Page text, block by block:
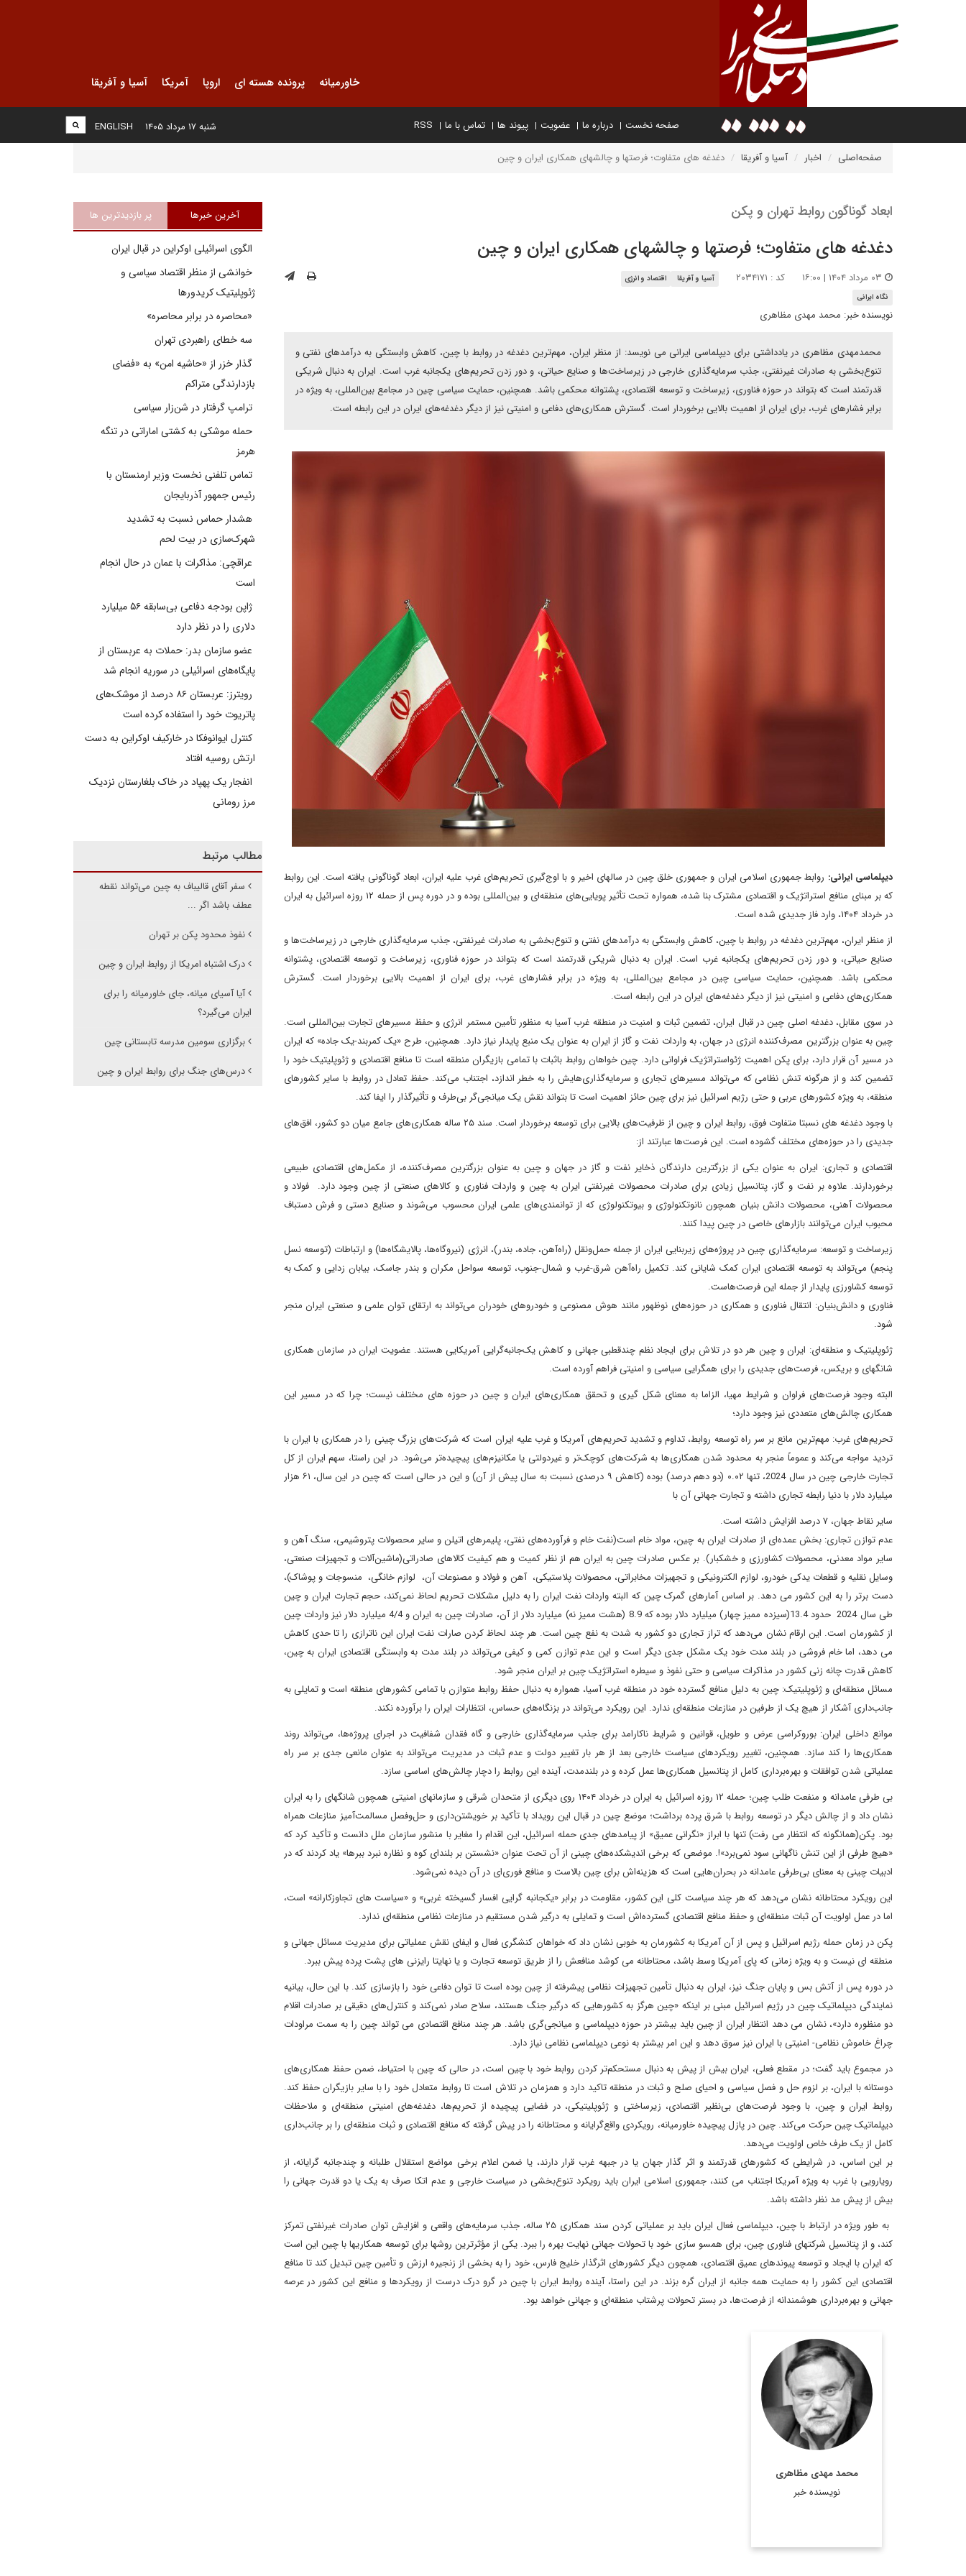
خاورمیانه پرونده هسته ای اروپا آمریکا آسیا و آفریقا
صفحه نخست درباره ما عضویت پیوند ها تماس با ما RSS
ENGLISH شنبه ۱۷ مرداد ۱۴۰۵
صفحه‌اصلی اخبار آسیا و آفریقا دغدغه های متفاوت؛ فرصتها و چالشهای همکاری ایران و چین
ابعاد گوناگون روابط تهران و پکن
دغدغه های متفاوت؛ فرصتها و چالشهای همکاری ایران و چین
کد : ۲۰۳۴۱۷۱ آسیا و آفریقا
اقتصاد و انرژی
نگاه ایرانی
نویسنده خبر: محمد مهدی مظاهری
محمدمهدی مظاهری در یادداشتی برای دیپلماسی ایرانی می نویسد: از منظر ایران، مهم‌ترین دغدغه در روابط با چین، کاهش وابستگی به درآمدهای نفتی و
تنوع‌بخشی به صادرات غیرنفتی، جذب سرمایه‌گذاری خارجی در زیرساخت‌ها و صنایع حیاتی، و دور زدن تحریم‌های یکجانبه غرب است. ایران به دنبال شریکی
قدرتمند است که بتواند در حوزه فناوری، زیرساخت و توسعه اقتصادی، پشتوانه محکمی باشد. همچنین، حمایت سیاسی چین در مجامع بین‌المللی، به ویژه در
برابر فشارهای غرب، برای ایران از اهمیت بالایی برخوردار است. گسترش همکاری‌های دفاعی و امنیتی نیز از دیگر دغدغه‌های ایران در این رابطه است.
دیپلماسی ایرانی: روابط جمهوری اسلامی ایران و جمهوری خلق چین در سالهای اخیر و با اوج‌گیری تحریم‌های غرب علیه ایران، ابعاد گوناگونی یافته است. این روابط
که بر مبنای منافع استراتژیک و اقتصادی مشترک بنا شده، همواره تحت تأثیر پویایی‌های منطقه‌ای و بین‌المللی بوده و در دوره پس از حمله ۱۲ روزه اسرائیل به ایران
در خرداد ۱۴۰۴، وارد فاز جدیدی شده است.
از منظر ایران، مهم‌ترین دغدغه در روابط با چین، کاهش وابستگی به درآمدهای نفتی و تنوع‌بخشی به صادرات غیرنفتی، جذب سرمایه‌گذاری خارجی در زیرساخت‌ها و
صنایع حیاتی، و دور زدن تحریم‌های یکجانبه غرب است. ایران به دنبال شریکی قدرتمند است که بتواند در حوزه فناوری، زیرساخت و توسعه اقتصادی، پشتوانه
محکمی باشد. همچنین، حمایت سیاسی چین در مجامع بین‌المللی، به ویژه در برابر فشارهای غرب، برای ایران از اهمیت بالایی برخوردار است. گسترش
همکاری‌های دفاعی و امنیتی نیز از دیگر دغدغه‌های ایران در این رابطه است.
در سوی مقابل، دغدغه اصلی چین در قبال ایران، تضمین ثبات و امنیت در منطقه غرب آسیا به منظور تأمین مستمر انرژی و حفظ مسیرهای تجارت بین‌المللی است.
چین به عنوان بزرگترین مصرف‌کننده انرژی در جهان، به واردات نفت و گاز از ایران به عنوان یک منبع پایدار نیاز دارد. همچنین، طرح «یک کمربند-یک جاده» که ایران
در مسیر آن قرار دارد، برای پکن اهمیت ژئواستراتژیک فراوانی دارد. چین خواهان روابط باثبات با تمامی بازیگران منطقه است تا منافع اقتصادی و ژئوپلیتیک خود را
تضمین کند و از هرگونه تنش نظامی که می‌تواند مسیرهای تجاری و سرمایه‌گذاری‌هایش را به خطر اندازد، اجتناب می‌کند. حفظ تعادل در روابط با سایر کشورهای
منطقه، به ویژه کشورهای عربی و حتی رژیم اسرائیل نیز برای چین حائز اهمیت است تا بتواند نقش یک میانجی‌گر بی‌طرف و تأثیرگذار را ایفا کند.
با وجود دغدغه های نسبتا متفاوت فوق، روابط ایران و چین از ظرفیت‌های بالایی برای توسعه برخوردار است. سند ۲۵ ساله همکاری‌های جامع میان دو کشور، افق‌های
جدیدی را در حوزه‌های مختلف گشوده است. این فرصت‌ها عبارتند از:
اقتصادی و تجاری: ایران به عنوان یکی از بزرگترین دارندگان ذخایر نفت و گاز در جهان و چین به عنوان بزرگترین مصرف‌کننده، از مکمل‌های اقتصادی طبیعی
برخوردارند. علاوه بر نفت و گاز، پتانسیل زیادی برای صادرات محصولات غیرنفتی ایران به چین و واردات فناوری و کالاهای صنعتی از چین وجود دارد. فولاد و
محصولات آهنی، محصولات دانش بنیان همچون نانوتکنولوژی و بیوتکنولوژی که از توانمندی‌های علمی ایران محسوب می‌شوند و صنایع دستی و فرش دستباف
محبوب ایران می‌توانند بازارهای خاصی در چین پیدا کنند.
زیرساخت و توسعه: سرمایه‌گذاری چین در پروژه‌های زیربنایی ایران از جمله حمل‌ونقل (راه‌آهن، جاده، بندر)، انرژی (نیروگاه‌ها، پالایشگاه‌ها) و ارتباطات (توسعه نسل
پنجم) می‌تواند به توسعه اقتصادی ایران کمک شایانی کند. تکمیل راه‌آهن شرق-غرب و شمال-جنوب، توسعه سواحل مکران و بندر جاسک، بیابان زدایی و کمک به
توسعه کشاورزی پایدار از جمله این فرصت‌هاست.
فناوری و دانش‌بنیان: انتقال فناوری و همکاری در حوزه‌های نوظهور مانند هوش مصنوعی و خودروهای خودران می‌تواند به ارتقای توان علمی و صنعتی ایران منجر
شود.
ژئوپلیتیک و منطقه‌ای: ایران و چین هر دو در تلاش برای ایجاد نظم چندقطبی جهانی و کاهش یک‌جانبه‌گرایی آمریکایی هستند. عضویت ایران در سازمان همکاری
شانگهای و بریکس، فرصت‌های جدیدی را برای همگرایی سیاسی و امنیتی فراهم آورده است.
البته وجود فرصت‌های فراوان و شرایط مهیا، الزاما به معنای شکل گیری و تحقق همکاری‌های ایران و چین در حوزه های مختلف نیست؛ چرا که در مسیر این
همکاری چالش‌های متعددی نیز وجود دارد؛
تحریم‌های غرب: مهم‌ترین مانع بر سر راه توسعه روابط، تداوم و تشدید تحریم‌های آمریکا و غرب علیه ایران است که شرکت‌های بزرگ چینی را در همکاری با ایران با
تردید مواجه می‌کند و عموماً منجر به محدود شدن همکاری‌ها به شرکت‌های کوچک‌تر و غیردولتی یا مکانیزم‌های پیچیده‌تر می‌شود. در این راستا، سهم ایران از کل
تجارت خارجی چین در سال 2024، تنها ۰.۰۲ (دو دهم درصد) بوده (کاهش ۹ درصدی نسبت به سال پیش از آن) و این در حالی است که چین در این سال، ۶۱ هزار
میلیارد دلار با دنیا رابطه تجاری داشته و تجارت جهانی آن با
سایر نقاط جهان، ۷ درصد افزایش داشته است.
عدم توازن تجاری: بخش عمده‌ای از صادرات ایران به چین، مواد خام است(نفت خام و فرآورده‌های نفتی، پلیمرهای اتیلن و سایر محصولات پتروشیمی، سنگ آهن و
سایر مواد معدنی، محصولات کشاورزی و خشکبار). بر عکس صادرات چین به ایران هم از نظر کمیت و هم کیفیت کالاهای صادراتی(ماشین‌آلات و تجهیزات صنعتی،
وسایل نقلیه و قطعات یدکی خودرو، لوازم الکترونیکی و تجهیزات مخابراتی، محصولات پلاستیکی، آهن و فولاد و مصنوعات آن، لوازم خانگی، منسوجات و پوشاک)،
دست برتر را به این کشور می دهد. بر اساس آمارهای گمرک چین که البته واردات نفت ایران را به دلیل مشکلات تحریم لحاظ نمی‌کند، حجم تجارت ایران و چین
طی سال 2024 حدود 13.4(سیزده ممیز چهار) میلیارد دلار بوده که 8.9 (هشت ممیز نه) میلیارد دلار از آن، صادرات چین به ایران و 4/4 میلیارد دلار نیز واردات چین
از کشورمان است. این ارقام نشان می‌دهد که تراز تجاری دو کشور به شدت به نفع چین است. هر چند لحاظ کردن صارات نفت ایران این ناترازی را تا حدی کاهش
می دهد، اما خام فروشی در بلند مدت خود یک مشکل جدی دیگر است و این عدم توازن کمی و کیفی می‌تواند در بلند مدت به وابستگی اقتصادی ایران به چین،
کاهش قدرت چانه زنی کشور در مذاکرات سیاسی و حتی نفوذ و سیطره استراتژیک چین بر ایران منجر شود.
مسائل منطقه‌ای و ژئوپلیتیک: چین به دلیل منافع گسترده خود در منطقه غرب آسیا، همواره به دنبال حفظ روابط متوازن با تمامی کشورهای منطقه است و تمایلی به
جانب‌داری آشکار از هیچ یک از طرفین در منازعات منطقه‌ای ندارد. این رویکرد می‌تواند در بزنگاه‌های حساس، انتظارات ایران را برآورده نکند.
موانع داخلی ایران: بوروکراسی عرض و طویل، قوانین و شرایط ناکارامد برای جذب سرمایه‌گذاری خارجی و گاه فقدان شفافیت در اجرای پروژه‌ها، می‌تواند روند
همکاری‌ها را کند سازد. همچنین، تغییر رویکردهای سیاست خارجی بعد از هر بار تغییر دولت و عدم ثبات در مدیریت می‌تواند به عنوان مانعی جدی بر سر راه
عملیاتی شدن توافقات و بهره‌برداری کامل از پتانسیل همکاری‌ها عمل کرده و در بلندمدت، آینده این روابط را دچار چالش‌های اساسی سازد.
بی طرفی عامدانه و منفعت طلب چین؛ حمله ۱۲ روزه اسرائیل به ایران در خرداد ۱۴۰۴ روی دیگری از متحدان شرقی و سازمانهای امنیتی همچون شانگهای را به ایران
نشان داد و از چالش دیگر در توسعه روابط با شرق پرده برداشت؛ موضع چین در قبال این رویداد با تأکید بر خویشتن‌داری و حل‌وفصل مسالمت‌آمیز منازعات همراه
بود. پکن(همانگونه که انتظار می رفت) تنها با ابراز «نگرانی عمیق» از پیامدهای جدی حمله اسرائیل، این اقدام را مغایر با منشور سازمان ملل دانست و تأکید کرد که
«هیچ طرفی از این تنش ناگهانی سود نمی‌برد»!. موضعی که برخی اندیشکده‌های چینی از آن تحت عنوان «نشستن بر بلندای کوه و نظاره نبرد ببرها» یاد کردند که در
ادبیات چینی به معنای بی‌طرفی عامدانه در بحران‌هایی است که هزینه‌اش برای چین بالاست و منافع فوری‌ای در آن دیده نمی‌شود.
این رویکرد محتاطانه نشان می‌دهد که هر چند سیاست کلی این کشور، مقاومت در برابر «یکجانبه گرایی افسار گسیخته غربی» و «سیاست های تجاوزکارانه» است،
اما در عمل اولویت آن ثبات منطقه‌ای و حفظ منافع اقتصادی گسترده‌اش است و تمایلی به درگیر شدن مستقیم در منازعات نظامی منطقه‌ای ندارد.
پکن در زمان حمله رژیم اسرائیل و پس از آن آمریکا به کشورمان به خوبی نشان داد که خواهان کنشگری فعال و ایفای نقش عملیاتی برای مدیریت مسائل جهانی و
منطقه ای نیست و به ویژه زمانی که پای آمریکا وسط باشد، محتاطانه می کوشد منافعش را از طریق توسعه تجارت و یا نهایتا رایزنی های پشت پرده پیش ببرد.
در دوره پس از آتش بس و پایان جنگ نیز، ایران به دنبال تأمین تجهیزات نظامی پیشرفته از چین بوده است تا توان دفاعی خود را بازسازی کند. با این حال، بیانیه
نمایندگی دیپلماتیک چین در رژیم اسرائیل مبنی بر اینکه «چین هرگز به کشورهایی که درگیر جنگ هستند، سلاح صادر نمی‌کند و کنترل‌های دقیقی بر صادرات اقلام
دو منظوره دارد»، نشان می دهد انتظار ایران از چین باید بیشتر در حوزه دیپلماسی و میانجی‌گری باشد. هر چند منافع اقتصادی می تواند چین را به سمت مراودات
چراغ خاموش نظامی- امنیتی با ایران نیز سوق دهد و این امر بیشتر به نوعی دیپلماسی نظامی نیاز دارد.
در مجموع باید گفت؛ در مقطع فعلی، ایران بیش از پیش به دنبال مستحکم‌تر کردن روابط خود با چین است، در حالی که چین با احتیاط، ضمن حفظ همکاری‌های
دوستانه با ایران، بر لزوم حل و فصل سیاسی و احیای صلح و ثبات در منطقه تاکید دارد و همزمان در تلاش است تا روابط متعادل خود را با سایر بازیگران حفظ کند.
روابط ایران و چین، با وجود فرصت‌های بی‌نظیر اقتصادی، زیرساختی و ژئوپلیتیکی، در فضایی پیچیده از تحریم‌ها، دغدغه‌های امنیتی منطقه‌ای و ملاحظات
دیپلماتیک چین حرکت می‌کند. چین در پازل پیچیده خاورمیانه، رویکردی واقع‌گرایانه و محتاطانه را در پیش گرفته که منافع اقتصادی و ثبات منطقه‌ای را بر جانب‌داری
کامل از یک طرف خاص اولویت می‌دهد.
بر این اساس، در شرایطی که کشورهای قدرتمند و اثر گذار جهان یا در جبهه غرب قرار دارند، یا ضمن اعلام برخی مواضع استقلال طلبانه و چندجانبه گرایانه، از
رویارویی با غرب به ویژه آمریکا اجتناب می کنند، جمهوری اسلامی ایران باید رویکرد تنوع‌بخشی در سیاست خارجی و عدم اتکا صرف به یک یا دو قدرت جهانی را
بیش از پیش مد نظر داشته باشد.
به طور ویژه در ارتباط با چین، دیپلماسی فعال ایران باید بر عملیاتی کردن سند همکاری ۲۵ ساله، جذب سرمایه‌های واقعی و افزایش توان صادرات غیرنفتی تمرکز
کند، و از پتانسیل شرکتهای فناوری چین، برای همسو سازی خود با تحولات جهانی نهایت بهره را ببرد. یکی از مؤثرترین روشها برای توسعه همکاریها با چین این است
که ایران با ایجاد و توسعه پیوندهای عمیق اقتصادی، همچون دیگر کشورهای اثرگذار خلیج فارس، خود را به بخشی از زنجیره ارزش و تأمین چین تبدیل کند تا منافع
اقتصادی این کشور را به حمایت همه جانبه از ایران گره بزند. در این راستا، آینده روابط ایران با چین در گرو درک درست از رویکردها و منافع این کشور در عرصه
جهانی و بهره‌برداری هوشمندانه از فرصت‌ها، در بستر تحولات پرشتاب منطقه‌ای و جهانی خواهد بود.
محمد مهدی مظاهری
نویسنده خبر
دکتر محمد مهدی
مظاهری، استاد دانشگاه،
رئیس موسسه فرهنگی
اکو، عضو هیات امنای
پژوهشگاه فرهنگ و هنر و
فقید مجمع تشخیص
مصلحت نظام، مشاور وزیر
آخرین خبرها پر بازدیدترین ها
الگوی اسرائیلی اوکراین در قبال ایران
خوانشی از منظر اقتصاد سیاسی و
ژئوپلیتیک کریدورها
«محاصره در برابر محاصره»
سه خطای راهبردی تهران
گذار خزر از «حاشیه امن» به «فضای
بازدارندگی متراکم
ترامپ گرفتار در شن‌زار سیاسی
حمله موشکی به کشتی اماراتی در تنگه
هرمز
تماس تلفنی نخست وزیر ارمنستان با
رئیس جمهور آذربایجان
هشدار حماس نسبت به تشدید
شهرک‌سازی در بیت‌ لحم
عراقچی: مذاکرات با عمان در حال انجام
است
ژاپن بودجه دفاعی بی‌سابقه ۵۶ میلیارد
دلاری را در نظر دارد
عضو سازمان بدر: حملات به عربستان از
پایگاه‌های اسرائیلی در سوریه انجام شد
رویترز: عربستان ۸۶ درصد از موشک‌های
پاتریوت خود را استفاده کرده است
کنترل ایوانوفکا در خارکیف اوکراین به دست
ارتش روسیه افتاد
انفجار یک پهپاد در خاک بلغارستان نزدیک
مرز رومانی
مطالب مرتبط
سفر آقای قالیباف به چین می‌تواند نقطه
عطف باشد اگر ...
نفوذ محدود پکن بر تهران
درک اشتباه امریکا از روابط ایران و چین
آیا آسیای میانه، جای خاورمیانه را برای
ایران می‌گیرد؟
برگزاری سومین مدرسه تابستانی چین
درس‌های جنگ برای روابط ایران و چین